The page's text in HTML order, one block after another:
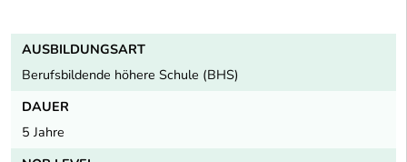
AUSBILDUNGSART
Berufsbildende höhere Schule (BHS)
DAUER
5 Jahre